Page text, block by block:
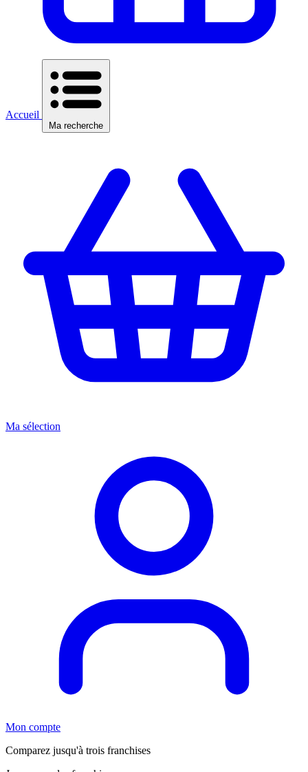
Accueil
Ma recherche
Ma sélection
Mon compte
Comparez jusqu'à trois franchises